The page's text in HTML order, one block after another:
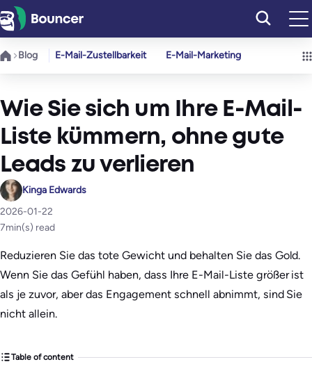
Zum
Inhalt
springen
Blog E-Mail-Zustellbarkeit E-Mail-Marketing
Wie Sie sich um Ihre E-Mail-
Liste kümmern, ohne gute
Leads zu verlieren
Kinga Edwards
2026-01-22
7min(s) read
Reduzieren Sie das tote Gewicht und behalten Sie das Gold.
Wenn Sie das Gefühl haben, dass Ihre E-Mail-Liste größer ist
als je zuvor, aber das Engagement schnell abnimmt, sind Sie
nicht allein.
Table of content